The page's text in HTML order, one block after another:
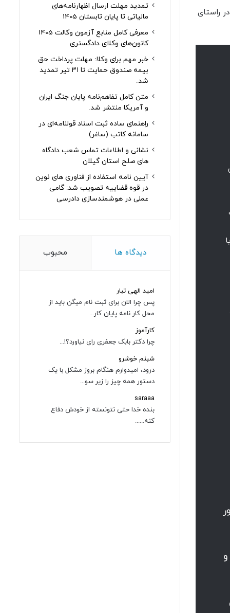
راستای
تمدید مهلت ارسال اظهارنامه‌های
مالیاتی تا پایان تابستان 1405
معرفی کامل منابع آزمون وکالت 1405
کانون‌های وکلای دادگستری
خبر مهم برای وکلا: مهلت پرداخت حق
بیمه صندوق حمایت تا ۳۱ تیر تمدید
شد.
متن کامل تفاهم‌نامه پایان جنگ ایران
و آمریکا منتشر شد.
راهنمای ساده ثبت اسناد قولنامه‌ای در
سامانه کاتب (ساغر)
نشانی و اطلاعات تماس شعب دادگاه
های صلح استان گیلان
آیین نامه استفاده از فناوری های نوین
در قوه قضاییه تصویب شد: گامی
عملی در هوشمندسازی دادرسی
دیدگاه ها محبوب
امید الهی تبار
پس چرا الان برای ثبت نام میگن باید از
محل کار نامه پایان کار...
کارآموز
چرا دکتر بابک جعفری رای نیاورد؟!...
شبنم خوشرو
درود، امیدوارم هنگام بروز مشکل با یک
دستور همه چیز را زیر سو...
saraaa
بنده خدا حتی نتونسته از خودش دفاع
کنه......